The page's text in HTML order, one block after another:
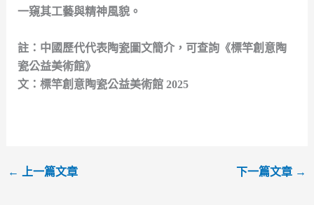
一窺其工藝與精神風貌。
註：中國歷代代表陶瓷圖文簡介，可查詢《標竿創意陶
瓷公益美術館》
文：標竿創意陶瓷公益美術館 2025
← 上一篇文章 下一篇文章 →